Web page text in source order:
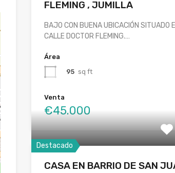
FLEMING , JUMILLA
BAJO CON BUENA UBICACIÓN SITUADO
CALLE DOCTOR FLEMING.…
Área
95 sq ft
Venta
€45.000
Destacado
CASA EN BARRIO DE SAN